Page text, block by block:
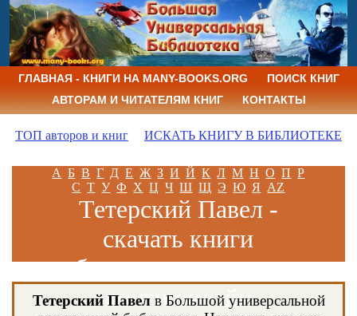
ГЛАВНАЯ - КНИГИ НА MANY-BOOKS.ORG
ПОИСК КНИГ
АВТОРАМ И ЧИТАТЕЛЯМ КНИГ
КОНТАКТЫ
ТОП авторов и книг ИСКАТЬ КНИГУ В БИБЛИОТЕКЕ
А Б В Г Д Е Ж З И Й К Л М Н О П Р
С Т У Ф Х Ц Ч Ш Щ Э Ю Я AZ
Тетерский Павел -
скачать книги
бесплатно и читать
книги онлайн
Тетерский Павелв Большой универсальной